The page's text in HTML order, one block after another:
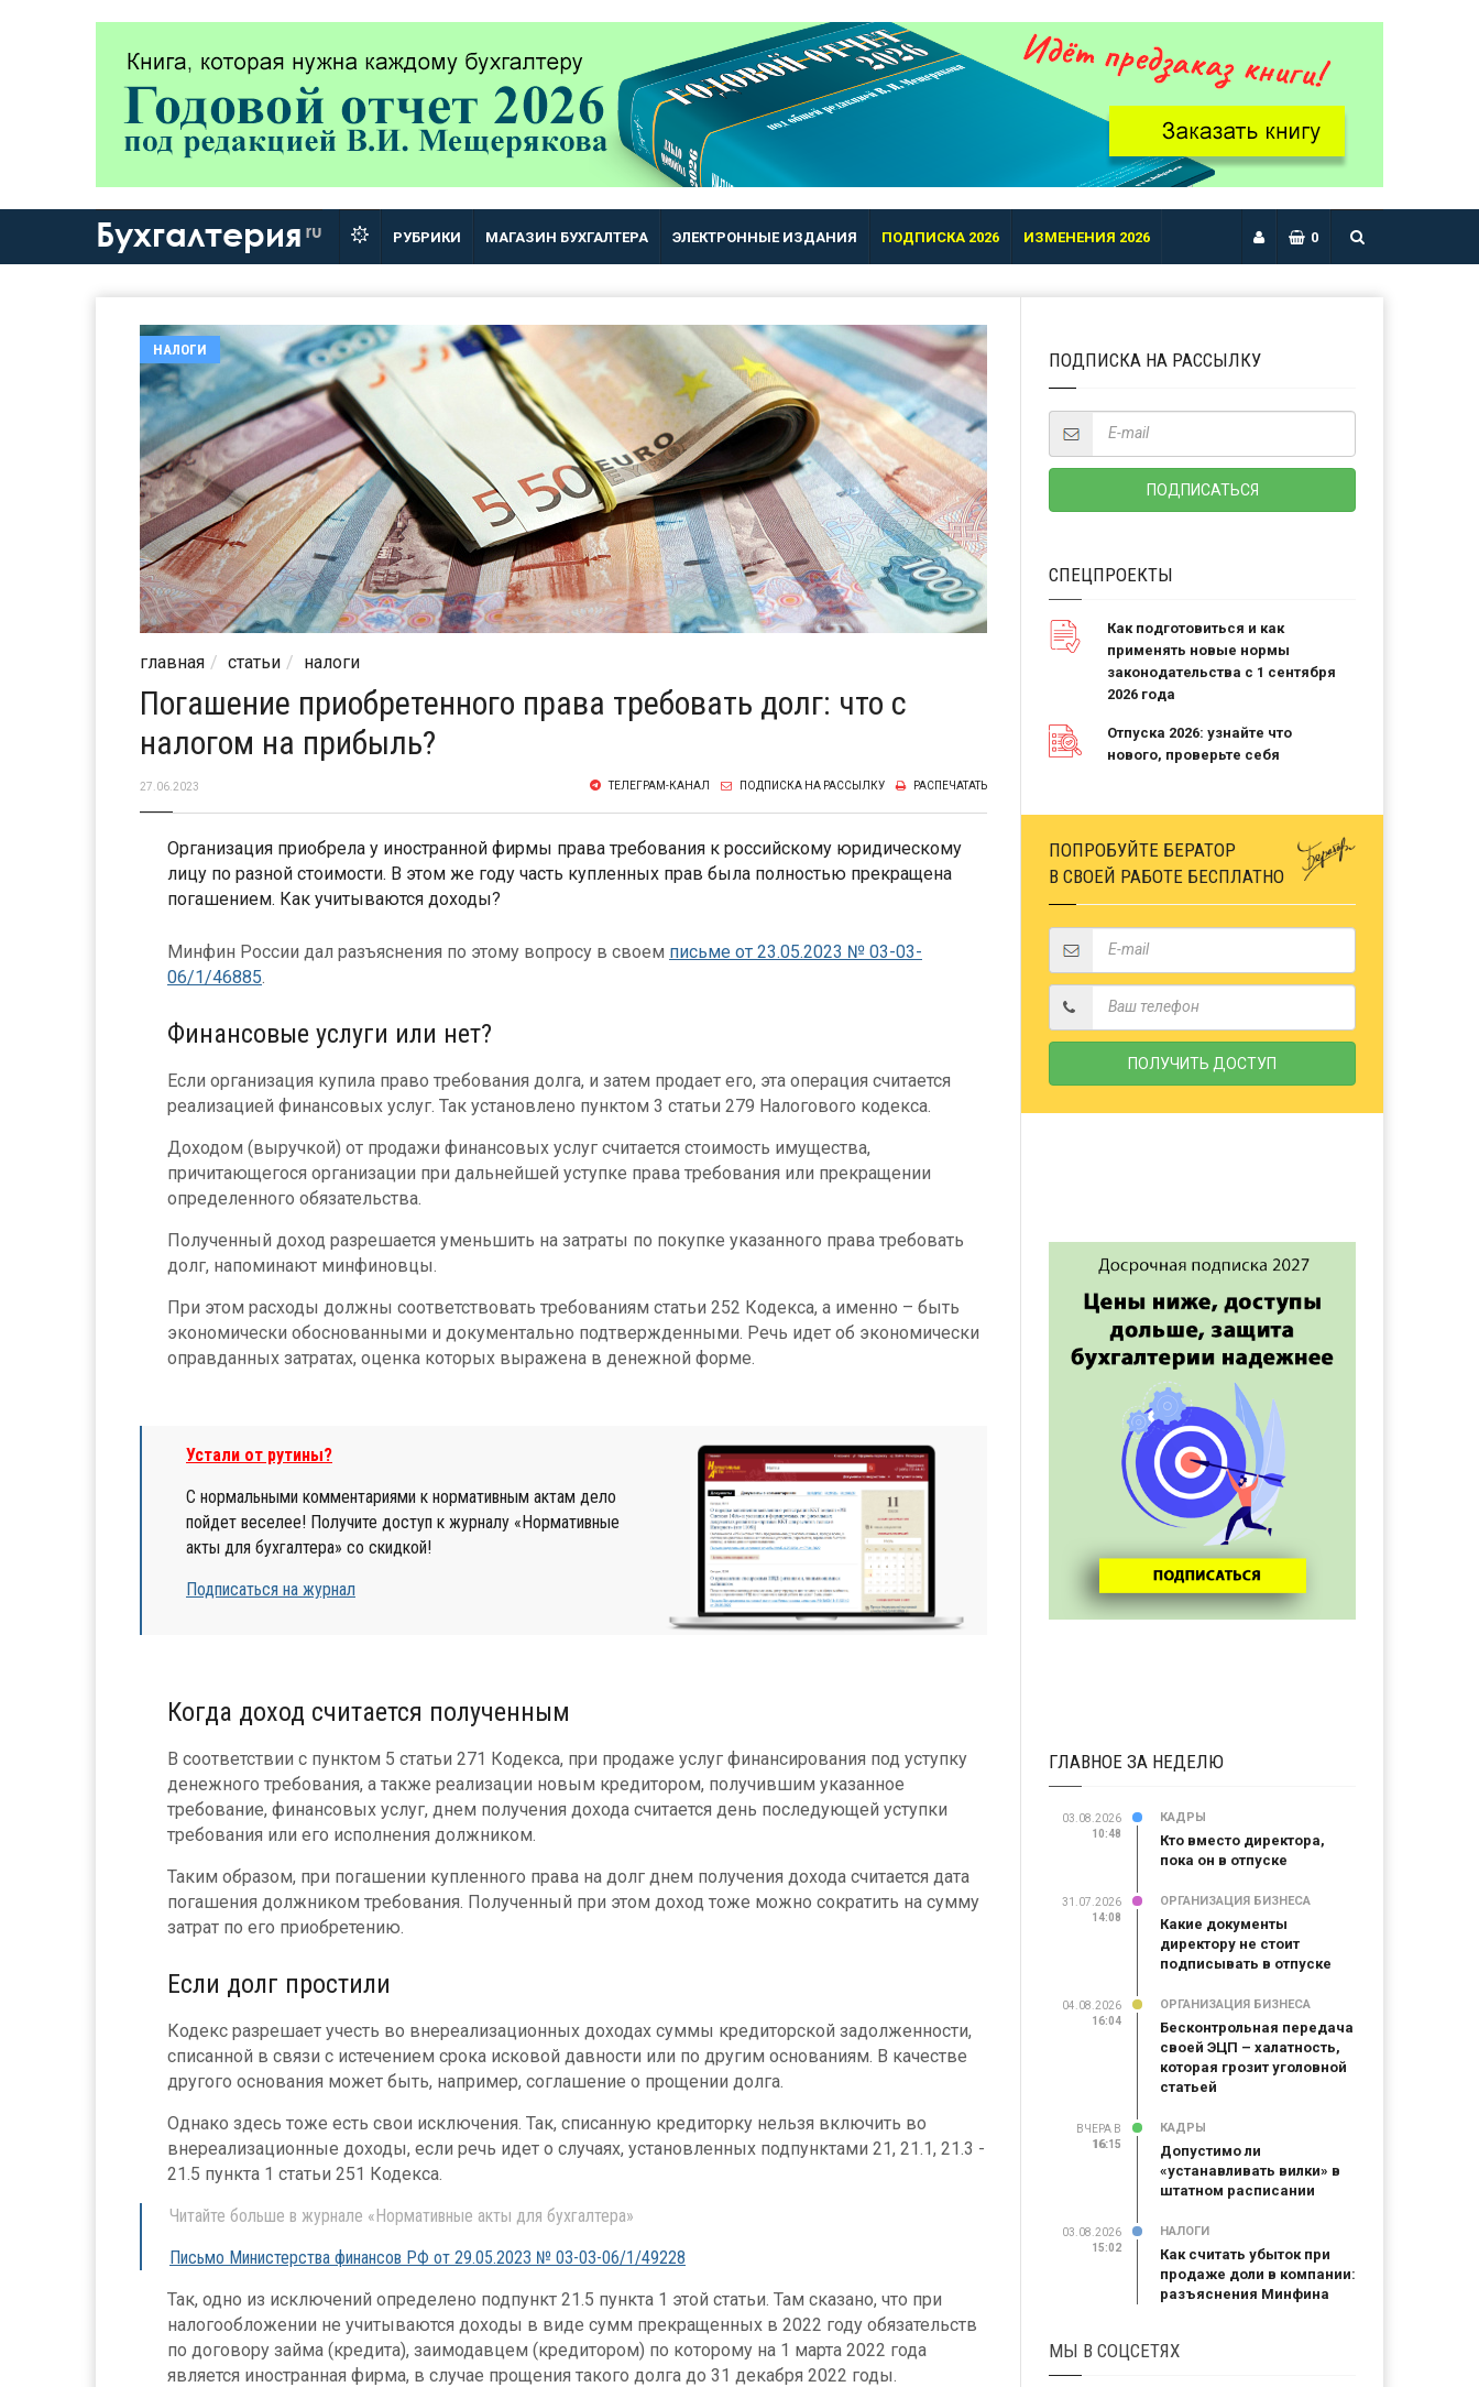
Бухгалтерия ru РУБРИКИ МАГАЗИН БУХГАЛТЕРА ЭЛЕКТРОННЫЕ ИЗДАНИЯ ПОДПИСКА 2026 ИЗМЕНЕНИЯ 2026 0
НАЛОГИ
главная статьи налоги
Погашение приобретенного права требовать долг: что с
налогом на прибыль?
27.06.2023 РАСПЕЧАТАТЬ
ПОДПИСКА НА РАССЫЛКУ
ТЕЛЕГРАМ-КАНАЛ
Организация приобрела у иностранной фирмы права требования к российскому юридическому
лицу по разной стоимости. В этом же году часть купленных прав была полностью прекращена
погашением. Как учитываются доходы?
Минфин России дал разъяснения по этому вопросу в своем письме от 23.05.2023 № 03-03-
06/1/46885.
Финансовые услуги или нет?
Если организация купила право требования долга, и затем продает его, эта операция считается
реализацией финансовых услуг. Так установлено пунктом 3 статьи 279 Налогового кодекса.
Доходом (выручкой) от продажи финансовых услуг считается стоимость имущества,
причитающегося организации при дальнейшей уступке права требования или прекращении
определенного обязательства.
Полученный доход разрешается уменьшить на затраты по покупке указанного права требовать
долг, напоминают минфиновцы.
При этом расходы должны соответствовать требованиям статьи 252 Кодекса, а именно – быть
экономически обоснованными и документально подтвержденными. Речь идет об экономически
оправданных затратах, оценка которых выражена в денежной форме.
Устали от рутины?
С нормальными комментариями к нормативным актам дело
пойдет веселее! Получите доступ к журналу «Нормативные
акты для бухгалтера» cо скидкой!
Подписаться на журнал
Когда доход считается полученным
В соответствии с пунктом 5 статьи 271 Кодекса, при продаже услуг финансирования под уступку
денежного требования, а также реализации новым кредитором, получившим указанное
требование, финансовых услуг, днем получения дохода считается день последующей уступки
требования или его исполнения должником.
Таким образом, при погашении купленного права на долг днем получения дохода считается дата
погашения должником требования. Полученный при этом доход тоже можно сократить на сумму
затрат по его приобретению.
Если долг простили
Кодекс разрешает учесть во внереализационных доходах суммы кредиторской задолженности,
списанной в связи с истечением срока исковой давности или по другим основаниям. В качестве
другого основания может быть, например, соглашение о прощении долга.
Однако здесь тоже есть свои исключения. Так, списанную кредиторку нельзя включить во
внереализационные доходы, если речь идет о случаях, установленных подпунктами 21, 21.1, 21.3 -
21.5 пункта 1 статьи 251 Кодекса.
Читайте больше в журнале «Нормативные акты для бухгалтера»
Письмо Министерства финансов РФ от 29.05.2023 № 03-03-06/1/49228
Так, одно из исключений определено подпункт 21.5 пункта 1 этой статьи. Там сказано, что при
налогообложении не учитываются доходы в виде сумм прекращенных в 2022 году обязательств
по договору займа (кредита), заимодавцем (кредитором) по которому на 1 марта 2022 года
является иностранная фирма, в случае прощения такого долга до 31 декабря 2022 годы.
ПОДПИСКА НА РАССЫЛКУ
СПЕЦПРОЕКТЫ
Как подготовиться и как
применять новые нормы
законодательства с 1 сентября
2026 года
Отпуска 2026: узнайте что
нового, проверьте себя
ПОПРОБУЙТЕ БЕРАТОР
В СВОЕЙ РАБОТЕ БЕСПЛАТНО
ГЛАВНОЕ ЗА НЕДЕЛЮ
03.08.2026
10:48
КАДРЫ
Кто вместо директора,
пока он в отпуске
31.07.2026
14:08
ОРГАНИЗАЦИЯ БИЗНЕСА
Какие документы
директору не стоит
подписывать в отпуске
04.08.2026
16:04
ОРГАНИЗАЦИЯ БИЗНЕСА
Бесконтрольная передача
своей ЭЦП – халатность,
которая грозит уголовной
статьей
ВЧЕРА В
16:15
16:15
КАДРЫ
Допустимо ли
«устанавливать вилки» в
штатном расписании
03.08.2026
15:02
НАЛОГИ
Как считать убыток при
продаже доли в компании:
разъяснения Минфина
МЫ В СОЦСЕТЯХ